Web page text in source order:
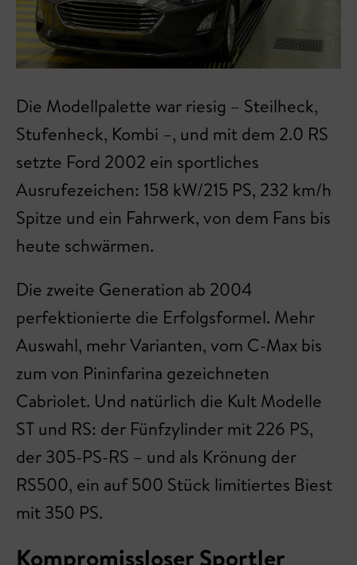
Die Modellpalette war riesig – Steilheck,
Stufenheck, Kombi –, und mit dem 2.0 RS
setzte Ford 2002 ein sportliches
Ausrufezeichen: 158 kW/215 PS, 232 km/h
Spitze und ein Fahrwerk, von dem Fans bis
heute schwärmen.
Die zweite Generation ab 2004
perfektionierte die Erfolgsformel. Mehr
Auswahl, mehr Varianten, vom C-Max bis
zum von Pininfarina gezeichneten
Cabriolet. Und natürlich die Kult Modelle
ST und RS: der Fünfzylinder mit 226 PS,
der 305-PS-RS – und als Krönung der
RS500, ein auf 500 Stück limitiertes Biest
mit 350 PS.
Kompromissloser Sportler